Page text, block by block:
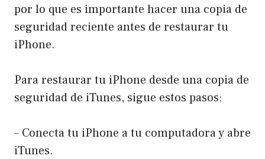
por lo que es importante hacer una copia de
seguridad reciente antes de restaurar tu
iPhone.
Para restaurar tu iPhone desde una copia de
seguridad de iTunes, sigue estos pasos:
– Conecta tu iPhone a tu computadora y abre
iTunes.